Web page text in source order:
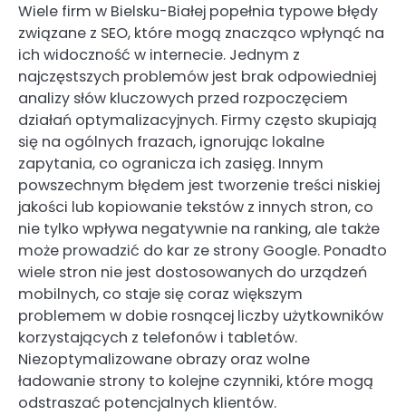
Wiele firm w Bielsku-Białej popełnia typowe błędy
związane z SEO, które mogą znacząco wpłynąć na
ich widoczność w internecie. Jednym z
najczęstszych problemów jest brak odpowiedniej
analizy słów kluczowych przed rozpoczęciem
działań optymalizacyjnych. Firmy często skupiają
się na ogólnych frazach, ignorując lokalne
zapytania, co ogranicza ich zasięg. Innym
powszechnym błędem jest tworzenie treści niskiej
jakości lub kopiowanie tekstów z innych stron, co
nie tylko wpływa negatywnie na ranking, ale także
może prowadzić do kar ze strony Google. Ponadto
wiele stron nie jest dostosowanych do urządzeń
mobilnych, co staje się coraz większym
problemem w dobie rosnącej liczby użytkowników
korzystających z telefonów i tabletów.
Niezoptymalizowane obrazy oraz wolne
ładowanie strony to kolejne czynniki, które mogą
odstraszać potencjalnych klientów.